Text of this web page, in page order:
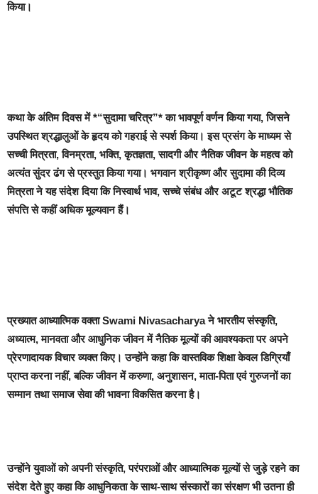
किया।
कथा के अंतिम दिवस में *“सुदामा चरित्र”* का भावपूर्ण वर्णन किया गया, जिसने
उपस्थित श्रद्धालुओं के हृदय को गहराई से स्पर्श किया। इस प्रसंग के माध्यम से
सच्ची मित्रता, विनम्रता, भक्ति, कृतज्ञता, सादगी और नैतिक जीवन के महत्व को
अत्यंत सुंदर ढंग से प्रस्तुत किया गया। भगवान श्रीकृष्ण और सुदामा की दिव्य
मित्रता ने यह संदेश दिया कि निस्वार्थ भाव, सच्चे संबंध और अटूट श्रद्धा भौतिक
संपत्ति से कहीं अधिक मूल्यवान हैं।
प्रख्यात आध्यात्मिक वक्ता Swami Nivasacharya ने भारतीय संस्कृति,
अध्यात्म, मानवता और आधुनिक जीवन में नैतिक मूल्यों की आवश्यकता पर अपने
प्रेरणादायक विचार व्यक्त किए। उन्होंने कहा कि वास्तविक शिक्षा केवल डिग्रियाँ
प्राप्त करना नहीं, बल्कि जीवन में करुणा, अनुशासन, माता-पिता एवं गुरुजनों का
सम्मान तथा समाज सेवा की भावना विकसित करना है।
उन्होंने युवाओं को अपनी संस्कृति, परंपराओं और आध्यात्मिक मूल्यों से जुड़े रहने का
संदेश देते हुए कहा कि आधुनिकता के साथ-साथ संस्कारों का संरक्षण भी उतना ही